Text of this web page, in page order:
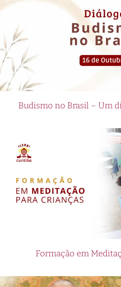
Budismo no Brasil – Um
Formação em